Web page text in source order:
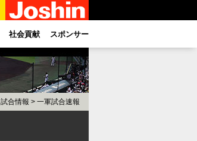
社会貢献 スポンサー
試合情報 > 一軍試合速報